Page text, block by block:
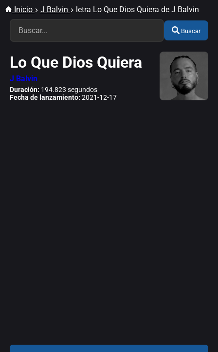
Inicio J Balvin letra Lo Que Dios Quiera de J Balvin
Buscar
Lo Que Dios Quiera
J Balvin
Duración: 194.823 segundos
Fecha de lanzamiento: 2021-12-17